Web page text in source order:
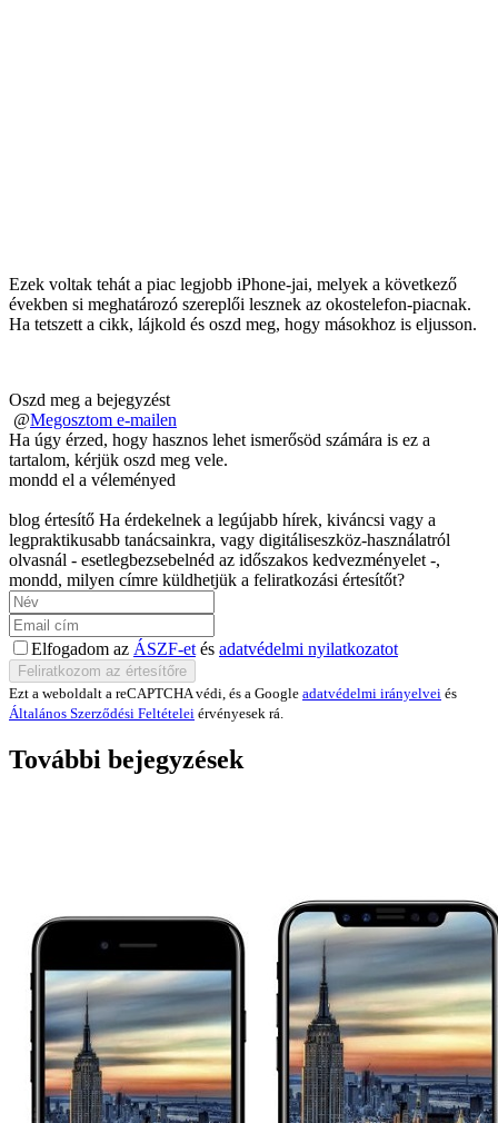
Ezek voltak tehát a piac legjobb iPhone-jai, melyek a következő
években si meghatározó szereplői lesznek az okostelefon-piacnak.
Ha tetszett a cikk, lájkold és oszd meg, hogy másokhoz is eljusson.
Oszd meg a bejegyzést
@Megosztom e-mailen
Ha úgy érzed, hogy hasznos lehet ismerősöd számára is ez a
tartalom, kérjük oszd meg vele.
mondd el a véleményed
blog értesítő Ha érdekelnek a legújabb hírek, kiváncsi vagy a
legpraktikusabb tanácsainkra, vagy digitáliseszköz-használatról
olvasnál - esetlegbezsebelnéd az időszakos kedvezményelet -,
mondd, milyen címre küldhetjük a feliratkozási értesítőt?
Elfogadom az ÁSZF-et és adatvédelmi nyilatkozatot
Ezt a weboldalt a reCAPTCHA védi, és a Google adatvédelmi irányelvei és
Általános Szerződési Feltételei érvényesek rá.
További bejegyzések